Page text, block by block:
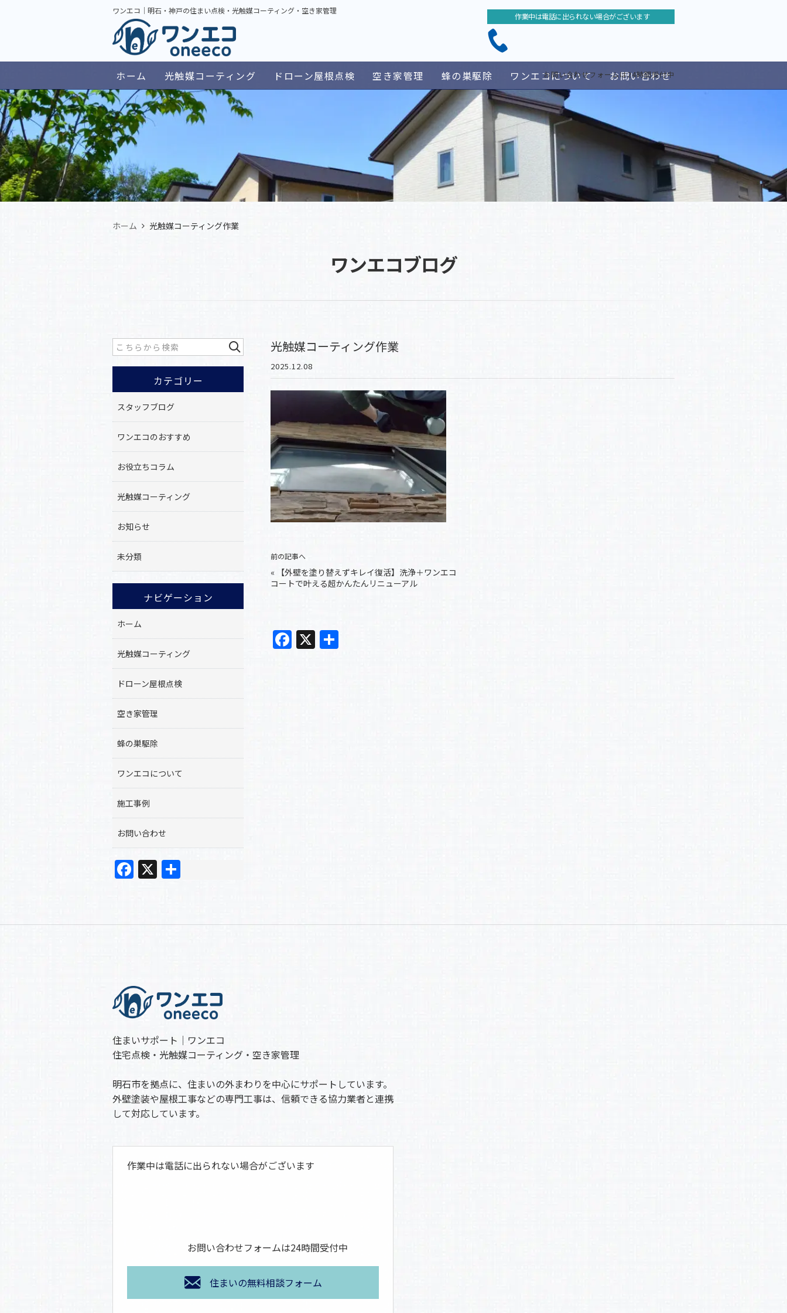
ワンエコ｜明石・神戸の住まい点検・光触媒コーティング・空き家管理
作業中は電話に出られない場合がございます
お問い合わせフォームは24時間受付中
ホーム 光触媒コーティング ドローン屋根点検 空き家管理 蜂の巣駆除 ワンエコについて お問い合わせ
ホーム 光触媒コーティング作業
ワンエコブログ
光触媒コーティング作業
2025.12.08
前の記事へ
«
【外壁を塗り替えずキレイ復活】洗浄＋ワンエコ
コートで叶える超かんたんリニューアル
F X
カテゴリー
スタッフブログ
ワンエコのおすすめ
お役立ちコラム
光触媒コーティング
お知らせ
未分類
ナビゲーション
ホーム
光触媒コーティング
ドローン屋根点検
空き家管理
蜂の巣駆除
ワンエコについて
施工事例
お問い合わせ
F
e
o
k
X
住まいサポート｜ワンエコ
住宅点検・光触媒コーティング・空き家管理
明石市を拠点に、住まいの外まわりを中心にサポートしています。
外壁塗装や屋根工事などの専門工事は、信頼できる協力業者と連携
して対応しています。
作業中は電話に出られない場合がございます
お問い合わせフォームは24時間受付中
住まいの無料相談フォーム